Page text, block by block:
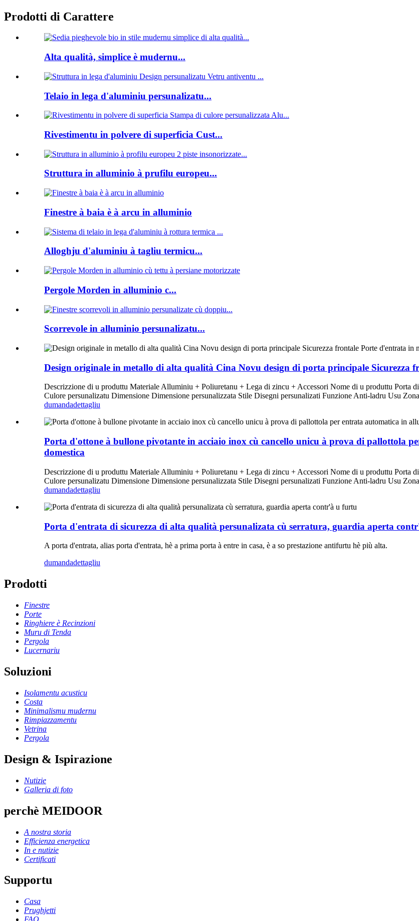
Prodotti di Carattere
Alta qualità, simplice è mudernu...
Telaio in lega d'aluminiu persunalizatu...
Rivestimentu in polvere di superficia Cust...
Struttura in alluminio à prufilu europeu...
Finestre à baia è à arcu in alluminio
Alloghju d'aluminiu à tagliu termicu...
Pergole Morden in alluminio c...
Scorrevole in alluminio persunalizatu...
Design originale in metallo di alta qualità Cina Novu design di porta principale Sicurezza
Descrizzione di u produttu Materiale Alluminiu + Poliuretanu + Lega di zincu + Accessori Nome di u produttu Porta
Culore persunalizatu Dimensione Dimensione persunalizzata Stile Disegni persunalizati Funzione Anti-ladru Usu
dumandadettagliu
Porta d'ottone à bullone pivotante in acciaio inox cù cancello unicu à prova di pallottola
domestica
Descrizzione di u produttu Materiale Alluminiu + Poliuretanu + Lega di zincu + Accessori Nome di u produttu Porta
Culore persunalizatu Dimensione Dimensione persunalizzata Stile Disegni persunalizati Funzione Anti-ladru Usu
dumandadettagliu
Porta d'entrata di sicurezza di alta qualità persunalizata cù serratura, guardia aperta
A porta d'entrata, alias porta d'entrata, hè a prima porta à entre in casa, è a so prestazione antifurtu hè più alta.
dumandadettagliu
Prodotti
Finestre
Porte
Ringhiere è Recinzioni
Muru di Tenda
Pergola
Lucernariu
Soluzioni
Isolamentu acusticu
Costa
Minimalismu mudernu
Rimpiazzamentu
Vetrina
Pergola
Design & Ispirazione
Nutizie
Galleria di foto
perchè MEIDOOR
A nostra storia
Efficienza energetica
In e nutizie
Certificati
Supportu
Casa
Prughjetti